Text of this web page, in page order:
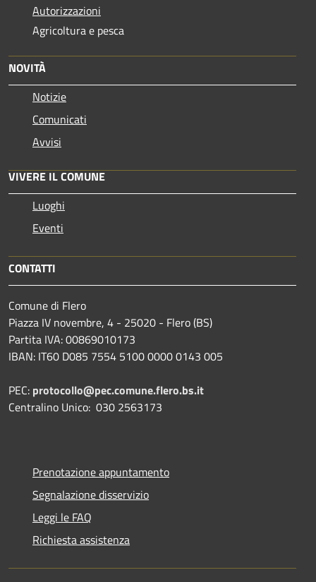
Autorizzazioni
Agricoltura e pesca
NOVITÀ
Notizie
Comunicati
Avvisi
VIVERE IL COMUNE
Luoghi
Eventi
CONTATTI
Comune di Flero
Piazza IV novembre, 4 - 25020 - Flero (BS)
Partita IVA: 00869010173
IBAN: IT60 D085 7554 5100 0000 0143 005
PEC: protocollo@pec.comune.flero.bs.it
Centralino Unico: 030 2563173
Prenotazione appuntamento
Segnalazione disservizio
Leggi le FAQ
Richiesta assistenza